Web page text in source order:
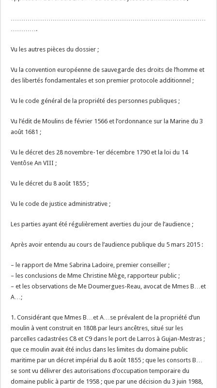
…………………………………………………………………………………
………….
Vu les autres pièces du dossier ;
Vu la convention européenne de sauvegarde des droits de l’homme et
des libertés fondamentales et son premier protocole additionnel ;
Vu le code général de la propriété des personnes publiques ;
Vu l’édit de Moulins de février 1566 et l’ordonnance sur la Marine du 3
août 1681 ;
Vu le décret des 28 novembre-1er décembre 1790 et la loi du 14
Ventôse An VIII ;
Vu le décret du 8 août 1855 ;
Vu le code de justice administrative ;
Les parties ayant été régulièrement averties du jour de l’audience ;
Après avoir entendu au cours de l’audience publique du 5 mars 2015 :
– le rapport de Mme Sabrina Ladoire, premier conseiller ;
– les conclusions de Mme Christine Mège, rapporteur public ;
– et les observations de Me Doumergues-Reau, avocat de Mmes B…et
A…;
1. Considérant que Mmes B…et A…se prévalent de la propriété d’un
moulin à vent construit en 1808 par leurs ancêtres, situé sur les
parcelles cadastrées C8 et C9 dans le port de Larros à Gujan-Mestras ;
que ce moulin avait été inclus dans les limites du domaine public
maritime par un décret impérial du 8 août 1855 ; que les consorts B…
se sont vu délivrer des autorisations d’occupation temporaire du
domaine public à partir de 1958 ; que par une décision du 3 juin 1988,